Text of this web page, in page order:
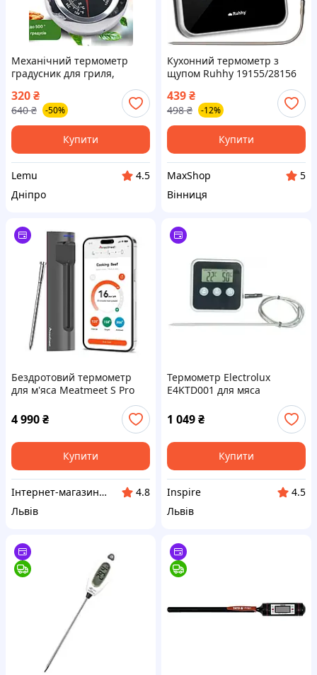
Механічний термометр
градусник для гриля,
барбекю, тандира, мангала
до 500C Термометр для
коптильні гарячого
копчення
320₴
640 ₴ -50%
Купити
Lemu
4.5
Дніпро
Кухонний термометр з
щупом Ruhhy 19155/28156
439₴
498 ₴ -12%
Купити
MaxShop
5
Вінниця
Бездротовий термометр
для м'яса Meatmeet S Pro
Bluetooth 6 сенсорів IP69
±0.1°C
4 990₴
Купити
Інтернет-магазин "МаркТех"
4.8
Львів
Термометр Electrolux
E4KTD001 для мяса
1 049₴
Купити
Inspire
4.5
Львів